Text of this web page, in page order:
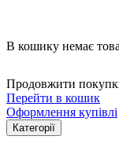
В кошику немає
Продовжити
Перейти в кошик
Оформлення купівлі
Категорії